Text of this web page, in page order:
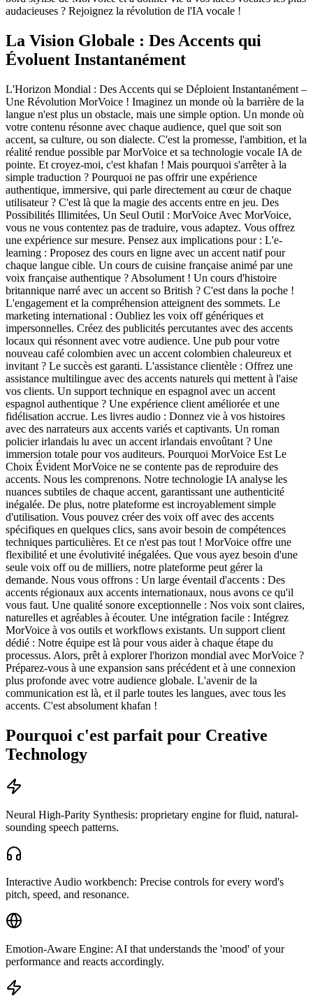
audacieuses ? Rejoignez la révolution de l'IA vocale !
La Vision Globale : Des Accents qui
Évoluent Instantanément
L'Horizon Mondial : Des Accents qui se Déploient Instantanément –
Une Révolution MorVoice ! Imaginez un monde où la barrière de la
langue n'est plus un obstacle, mais une simple option. Un monde où
votre contenu résonne avec chaque audience, quel que soit son
accent, sa culture, ou son dialecte. C'est la promesse, l'ambition, et la
réalité rendue possible par MorVoice et sa technologie vocale IA de
pointe. Et croyez-moi, c'est khafan ! Mais pourquoi s'arrêter à la
simple traduction ? Pourquoi ne pas offrir une expérience
authentique, immersive, qui parle directement au cœur de chaque
utilisateur ? C'est là que la magie des accents entre en jeu. Des
Possibilités Illimitées, Un Seul Outil : MorVoice Avec MorVoice,
vous ne vous contentez pas de traduire, vous adaptez. Vous offrez
une expérience sur mesure. Pensez aux implications pour : L'e-
learning : Proposez des cours en ligne avec un accent natif pour
chaque langue cible. Un cours de cuisine française animé par une
voix française authentique ? Absolument ! Un cours d'histoire
britannique narré avec un accent so British ? C'est dans la poche !
L'engagement et la compréhension atteignent des sommets. Le
marketing international : Oubliez les voix off génériques et
impersonnelles. Créez des publicités percutantes avec des accents
locaux qui résonnent avec votre audience. Une pub pour votre
nouveau café colombien avec un accent colombien chaleureux et
invitant ? Le succès est garanti. L'assistance clientèle : Offrez une
assistance multilingue avec des accents naturels qui mettent à l'aise
vos clients. Un support technique en espagnol avec un accent
espagnol authentique ? Une expérience client améliorée et une
fidélisation accrue. Les livres audio : Donnez vie à vos histoires
avec des narrateurs aux accents variés et captivants. Un roman
policier irlandais lu avec un accent irlandais envoûtant ? Une
immersion totale pour vos auditeurs. Pourquoi MorVoice Est Le
Choix Évident MorVoice ne se contente pas de reproduire des
accents. Nous les comprenons. Notre technologie IA analyse les
nuances subtiles de chaque accent, garantissant une authenticité
inégalée. De plus, notre plateforme est incroyablement simple
d'utilisation. Vous pouvez créer des voix off avec des accents
spécifiques en quelques clics, sans avoir besoin de compétences
techniques particulières. Et ce n'est pas tout ! MorVoice offre une
flexibilité et une évolutivité inégalées. Que vous ayez besoin d'une
seule voix off ou de milliers, notre plateforme peut gérer la
demande. Nous vous offrons : Un large éventail d'accents : Des
accents régionaux aux accents internationaux, nous avons ce qu'il
vous faut. Une qualité sonore exceptionnelle : Nos voix sont claires,
naturelles et agréables à écouter. Une intégration facile : Intégrez
MorVoice à vos outils et workflows existants. Un support client
dédié : Notre équipe est là pour vous aider à chaque étape du
processus. Alors, prêt à explorer l'horizon mondial avec MorVoice ?
Préparez-vous à une expansion sans précédent et à une connexion
plus profonde avec votre audience globale. L'avenir de la
communication est là, et il parle toutes les langues, avec tous les
accents. C'est absolument khafan !
Pourquoi c'est parfait pour Creative
Technology
Neural High-Parity Synthesis: proprietary engine for fluid, natural-
sounding speech patterns.
Interactive Audio workbench: Precise controls for every word's
pitch, speed, and resonance.
Emotion-Aware Engine: AI that understands the 'mood' of your
performance and reacts accordingly.